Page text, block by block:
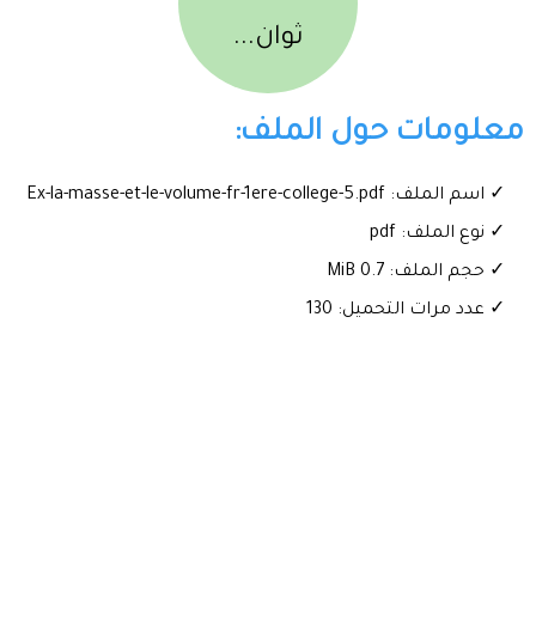
ثوان...
معلومات حول الملف:
✓ اسم الملف: Ex-la-masse-et-le-volume-fr-1ere-college-5.pdf
✓ نوع الملف: pdf
✓ حجم الملف: 0.7 MiB
✓ عدد مرات التحميل: 130